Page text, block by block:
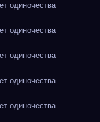
одиночества
одиночества
одиночества
одиночества
одиночества